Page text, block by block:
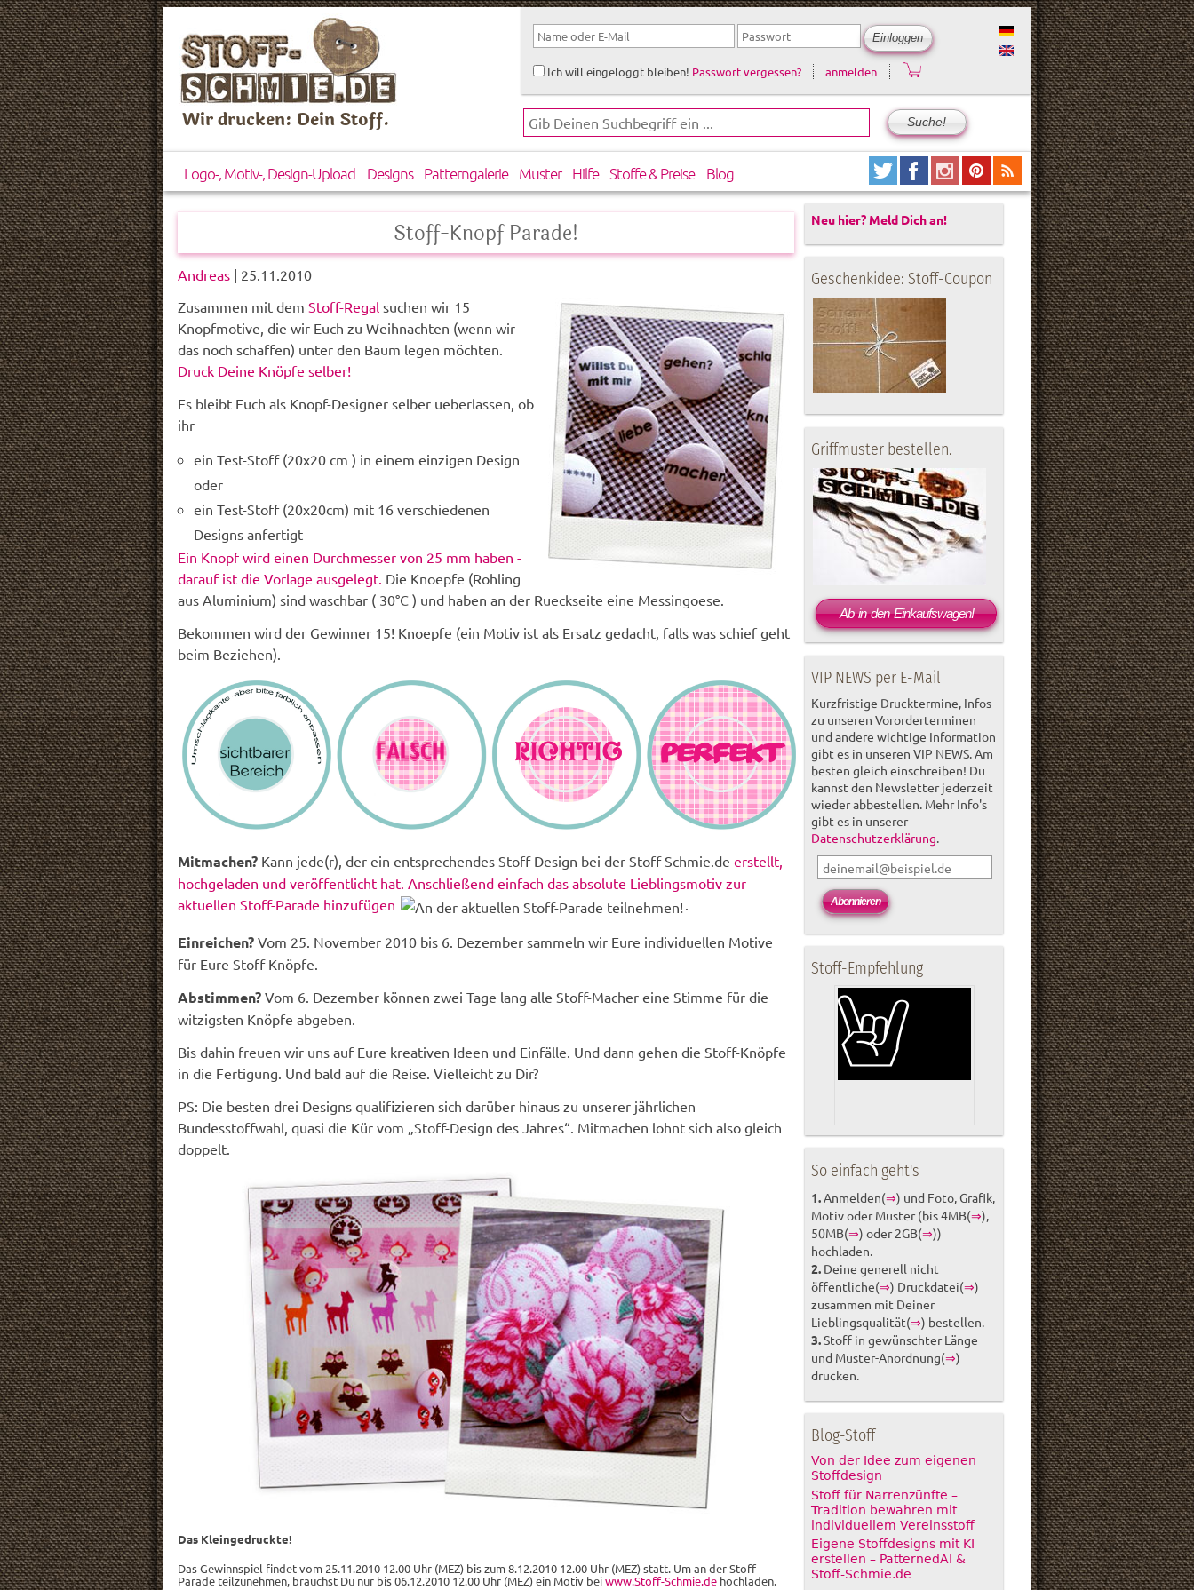
Wir drucken: Dein Stoff.
Ich will eingeloggt bleiben! Passwort vergessen? anmelden
Logo-, Motiv-, Design-Upload Designs Patterngalerie Muster Hilfe Stoffe & Preise Blog
Stoff-Knopf Parade!
Andreas| 25.11.2010
Zusammen mit dem Stoff-Regalsuchen wir 15
Knopfmotive, die wir Euch zu Weihnachten (wenn wir
das noch schaffen) unter den Baum legen möchten.
Druck Deine Knöpfe selber!
Es bleibt Euch als Knopf-Designer selber ueberlassen, ob
ihr
ein Test-Stoff (20x20 cm ) in einem einzigen Design
oder
ein Test-Stoff (20x20cm) mit 16 verschiedenen
Designs anfertigt
Ein Knopf wird einen Durchmesser von 25 mm haben -
darauf ist die Vorlage ausgelegt. Die Knoepfe (Rohling
aus Aluminium) sind waschbar ( 30°C ) und haben an der Rueckseite eine Messingoese.
Bekommen wird der Gewinner 15! Knoepfe (ein Motiv ist als Ersatz gedacht, falls was schief geht
beim Beziehen).
Mitmachen?Kann jede(r), der ein entsprechendes Stoff-Design bei der Stoff-Schmie.de erstellt,
hochgeladen und veröffentlicht hat. Anschließend einfach das absolute Lieblingsmotiv zur
aktuellen Stoff-Parade hinzufügen
.
Einreichen?Vom 25. November 2010 bis 6. Dezember sammeln wir Eure individuellen Motive
für Eure Stoff-Knöpfe.
Abstimmen?Vom 6. Dezember können zwei Tage lang alle Stoff-Macher eine Stimme für die
witzigsten Knöpfe abgeben.
Bis dahin freuen wir uns auf Eure kreativen Ideen und Einfälle. Und dann gehen die Stoff-Knöpfe
in die Fertigung. Und bald auf die Reise. Vielleicht zu Dir?
PS: Die besten drei Designs qualifizieren sich darüber hinaus zu unserer jährlichen
Bundesstoffwahl, quasi die Kür vom „Stoff-Design des Jahres“. Mitmachen lohnt sich also gleich
doppelt.
Das Kleingedruckte!
Das Gewinnspiel findet vom 25.11.2010 12.00 Uhr (MEZ) bis zum 8.12.2010 12.00 Uhr (MEZ) statt. Um an der Stoff-
Parade teilzunehmen, brauchst Du nur bis 06.12.2010 12.00 Uhr (MEZ) ein Motiv beiwww.Stoff-Schmie.dehochladen.
Neu hier? Meld Dich an!
Geschenkidee: Stoff-Coupon
Griffmuster bestellen.
Ab in den Einkaufswagen!
VIP NEWS per E-Mail
Kurzfristige Drucktermine, Infos
zu unseren Vororderterminen
und andere wichtige Information
gibt es in unseren VIP NEWS. Am
besten gleich einschreiben! Du
kannst den Newsletter jederzeit
wieder abbestellen. Mehr Info's
gibt es in unserer
Datenschutzerklärung.
Stoff-Empfehlung
So einfach geht's
1.Anmelden(⇒) und Foto, Grafik,
Motiv oder Muster (bis 4MB(⇒),
50MB(⇒) oder 2GB(⇒))
hochladen.
2. Deine generell nicht
öffentliche(⇒) Druckdatei(⇒)
zusammen mit Deiner
Lieblingsqualität(⇒) bestellen.
3.Stoff in gewünschter Länge
und Muster-Anordnung(⇒)
drucken.
Blog-Stoff
Von der Idee zum eigenen
Stoffdesign
Stoff für Narrenzünfte –
Tradition bewahren mit
individuellem Vereinsstoff
Eigene Stoffdesigns mit KI
erstellen – PatternedAI &
Stoff-Schmie.de